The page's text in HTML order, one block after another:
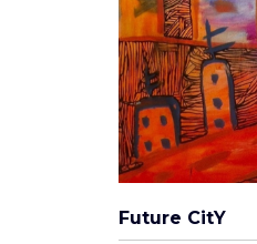
Future CitY